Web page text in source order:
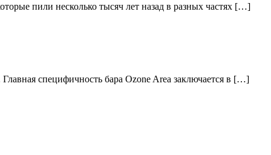
пили несколько тысяч лет назад в разных частях […]
специфичность бара Ozone Area заключается в […]